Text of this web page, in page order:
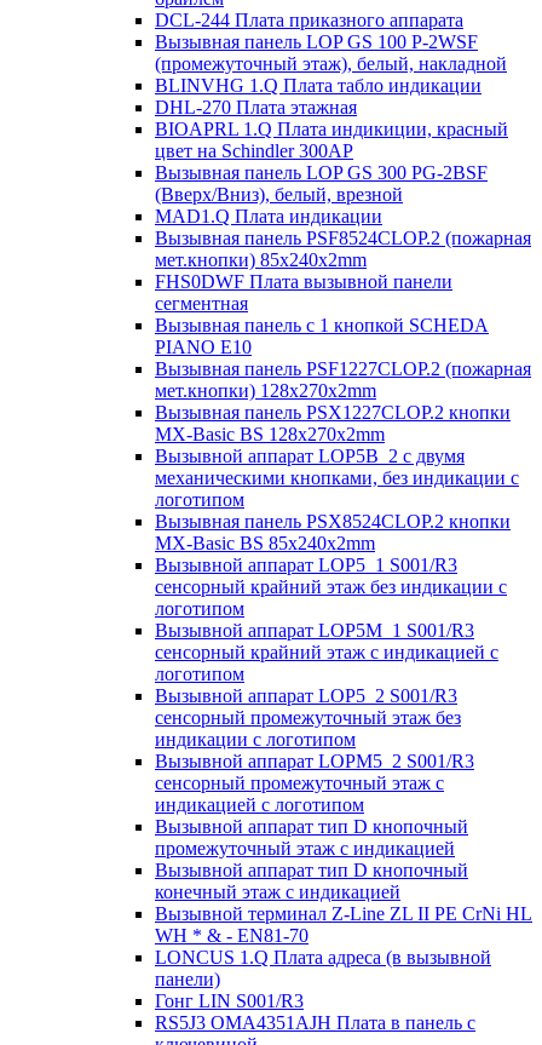
DCL-244 Плата приказного аппарата
Вызывная панель LOP GS 100 P-2WSF
(промежуточный этаж), белый, накладной
BLINVHG 1.Q Плата табло индикации
DHL-270 Плата этажная
BIOAPRL 1.Q Плата индикиции, красный
цвет на Schindler 300AP
Вызывная панель LOP GS 300 PG-2BSF
(Вверх/Вниз), белый, врезной
MAD1.Q Плата индикации
Вызывная панель PSF8524CLOP.2 (пожарная
мет.кнопки) 85х240х2mm
FHS0DWF Плата вызывной панели
сегментная
Вызывная панель с 1 кнопкой SCHEDA
PIANO E10
Вызывная панель PSF1227CLOP.2 (пожарная
мет.кнопки) 128х270х2mm
Вызывная панель PSX1227CLOP.2 кнопки
MX-Basic BS 128х270х2mm
Вызывной аппарат LOP5B_2 с двумя
механическими кнопками, без индикации с
логотипом
Вызывная панель PSX8524CLOP.2 кнопки
MX-Basic BS 85х240х2mm
Вызывной аппарат LOP5_1 S001/R3
сенсорный крайний этаж без индикации с
логотипом
Вызывной аппарат LOP5M_1 S001/R3
сенсорный крайний этаж с индикацией с
логотипом
Вызывной аппарат LOP5_2 S001/R3
сенсорный промежуточный этаж без
индикации с логотипом
Вызывной аппарат LOPM5_2 S001/R3
сенсорный промежуточный этаж с
индикацией с логотипом
Вызывной аппарат тип D кнопочный
промежуточный этаж с индикацией
Вызывной аппарат тип D кнопочный
конечный этаж с индикацией
Вызывной терминал Z-Line ZL II PE CrNi HL
WH * & - EN81-70
LONCUS 1.Q Плата адреса (в вызывной
панели)
Гонг LIN S001/R3
RS5J3 OMA4351AJH Плата в панель с